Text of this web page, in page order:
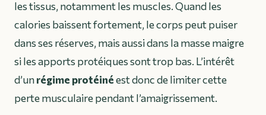
les tissus, notamment les muscles. Quand les
calories baissent fortement, le corps peut puiser
dans ses réserves, mais aussi dans la masse maigre
si les apports protéiques sont trop bas. L’intérêt
d’unrégime protéinéest donc de limiter cette
perte musculaire pendant l’amaigrissement.